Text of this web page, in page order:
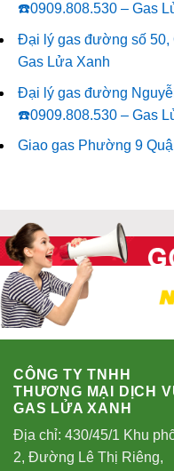
☎️0909.808.530 – Gas
Đại lý gas đường số 50,
Gas Lửa Xanh
Đại lý gas đường
☎️0909.808.530 – Gas
Giao gas Phường 9
CÔNG TY TNHH
THƯƠNG MẠI DỊCH
GAS LỬA XANH
Địa chỉ: 430/45/1 Khu
2, Đường Lê Thị Riêng,